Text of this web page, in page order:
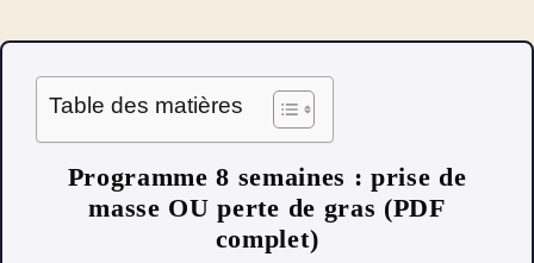
Table des matières
Programme 8 semaines : prise de
masse OU perte de gras (PDF
complet)